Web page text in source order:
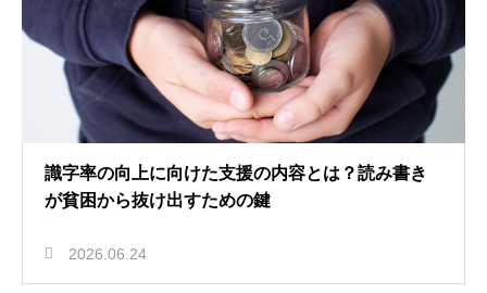
識字率の向上に向けた支援の内容とは？読み書き
が貧困から抜け出すための鍵
2026.06.24